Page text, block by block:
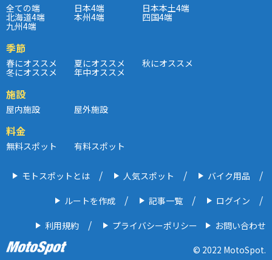
全ての端 日本4端 日本本土4端
北海道4端 本州4端 四国4端
九州4端
季節
春にオススメ 夏にオススメ 秋にオススメ
冬にオススメ 年中オススメ
施設
屋内施設 屋外施設
料金
無料スポット 有料スポット
モトスポットとは 人気スポット バイク用品
ルートを作成 記事一覧 ログイン
利用規約 プライバシーポリシー
お問い合わせ
© 2022 MotoSpot.